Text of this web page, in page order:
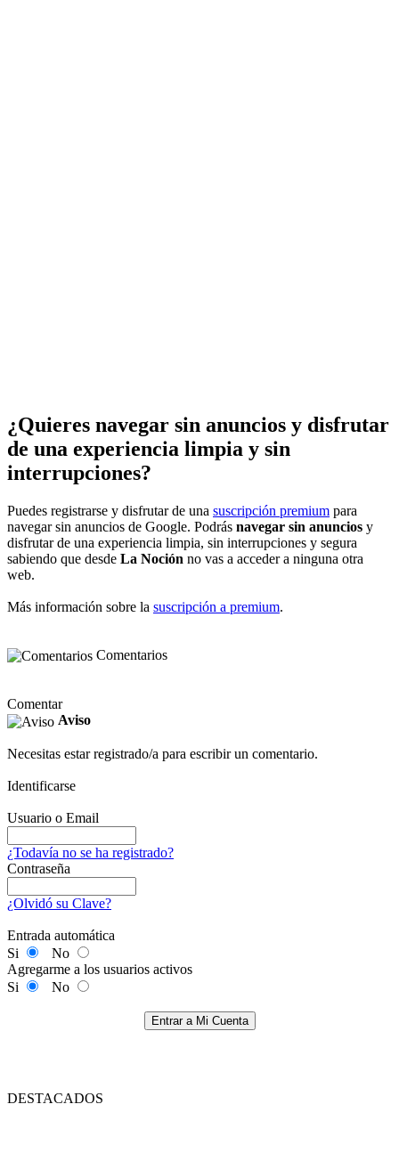
¿Quieres navegar sin anuncios y disfrutar
de una experiencia limpia y sin
interrupciones?
Puedes registrarse y disfrutar de una suscripción premium para
navegar sin anuncios de Google. Podrás navegar sin anuncios y
disfrutar de una experiencia limpia, sin interrupciones y segura
sabiendo que desde La Noción no vas a acceder a ninguna otra
web.
Más información sobre la suscripción a premium.
Comentarios
Comentar
Aviso
Necesitas estar registrado/a para escribir un comentario.
Identificarse
Usuario o Email
¿Todavía no se ha registrado?
Contraseña
¿Olvidó su Clave?
Entrada automática
Si
No
Agregarme a los usuarios activos
Si
No
Entrar a Mi Cuenta
DESTACADOS